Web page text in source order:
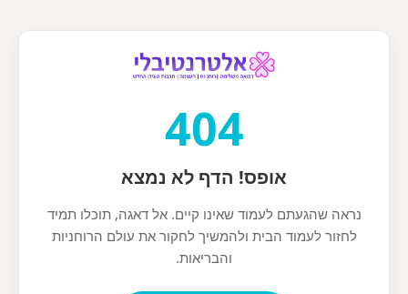
404
אופס! הדף לא נמצא
נראה שהגעתם לעמוד שאינו קיים. אל דאגה, תוכלו תמיד
לחזור לעמוד הבית ולהמשיך לחקור את עולם הרוחניות
והבריאות.